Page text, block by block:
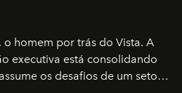
o homem por trás do Vista. A
executiva está consolidando
os desafios de um setor